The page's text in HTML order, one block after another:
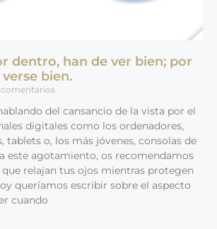
dentro, han de ver bien; por
bien.
comentarios
del cansancio de la vista por el
digitales como los ordenadores,
tablets o, los más jóvenes, consolas de
este agotamiento, os recomendamos
que relajan tus ojos mientras protegen
queríamos escribir sobre el aspecto
cuando